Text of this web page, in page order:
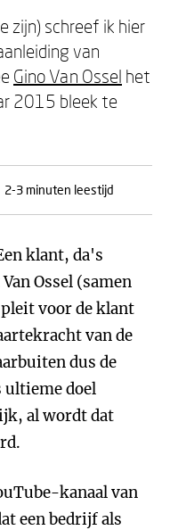
zijn) schreef ik hier
van
Gino Van Ossel het
2015 bleek te
2-3 minuten leestijd
klant, da's
Ossel (samen
voor de klant
van de
dus de
ultieme doel
al wordt dat
kanaal van
een bedrijf als